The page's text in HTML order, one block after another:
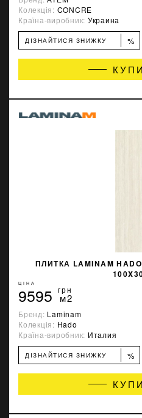
Колекція: CONCRE
Країна-виробник: Украина
ДІЗНАЙТИСЯ ЗНИЖКУ %
ПЛИТКА LAMINAM
ЦІНА
9595 грн
м2
Бренд: Laminam
Колекція: Hado
Країна-виробник: Италия
ДІЗНАЙТИСЯ ЗНИЖКУ %